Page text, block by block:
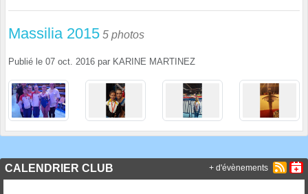
Massilia 2015 5 photos
Publié le 07 oct. 2016 par KARINE MARTINEZ
CALENDRIER CLUB + d'évènements